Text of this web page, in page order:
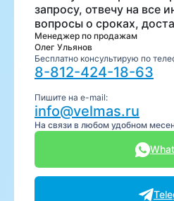
запросу, отвечу на все
вопросы о сроках,
Менеджер по продажам
Олег Ульянов
Бесплатно консультирую по
8-812-424-18-63
Пишите на e-mail:
info@velmas.ru
На связи в любом удобном